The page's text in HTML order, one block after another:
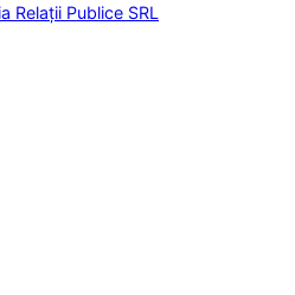
Relații Publice SRL